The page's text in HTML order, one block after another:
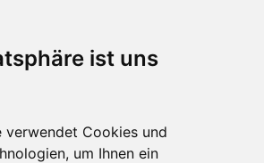
ist uns
verwendet Cookies und
um Ihnen ein